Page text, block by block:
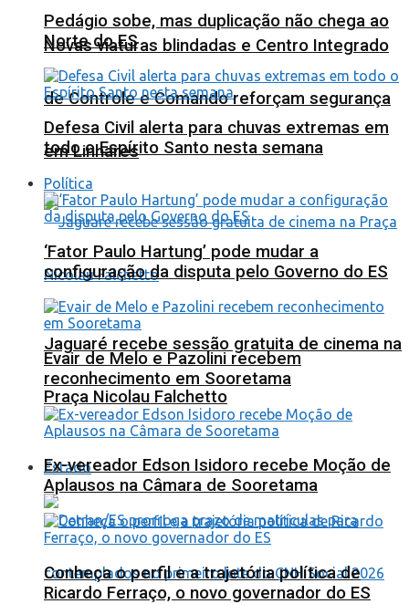
Novas viaturas blindadas e Centro Integrado
de Controle e Comando reforçam segurança
em Linhares
Jaguaré recebe sessão gratuita de cinema na
Praça Nicolau Falchetto
Estado
Pedágio sobe, mas duplicação não chega ao
Norte do ES
Defesa Civil alerta para chuvas extremas em
todo o Espírito Santo nesta semana
Política
‘Fator Paulo Hartung’ pode mudar a
configuração da disputa pelo Governo do ES
Evair de Melo e Pazolini recebem
reconhecimento em Sooretama
Ex-vereador Edson Isidoro recebe Moção de
Aplausos na Câmara de Sooretama
Conheça o perfil e a trajetória política de
Ricardo Ferraço, o novo governador do ES